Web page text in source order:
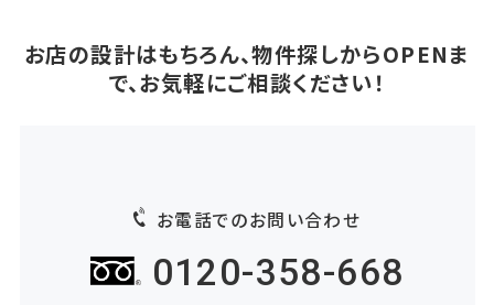
お店の設計はもちろん、物件探しからOPENま
で、お気軽にご相談ください！
お電話でのお問い合わせ
0120-358-668